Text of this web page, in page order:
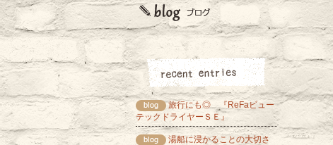
旅行にも◎ 『ReFaビュー
テックドライヤーＳＥ』
湯船に浸かることの大切さ